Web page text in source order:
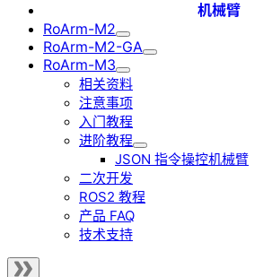
机械臂
RoArm-M2
RoArm-M2-GA
RoArm-M3
相关资料
注意事项
入门教程
进阶教程
JSON 指令操控机械臂
二次开发
ROS2 教程
产品 FAQ
技术支持